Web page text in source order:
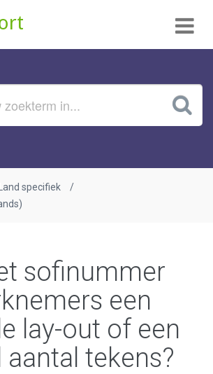
Land specifiek
sofinummer
een
lay-out of een
aantal tekens?